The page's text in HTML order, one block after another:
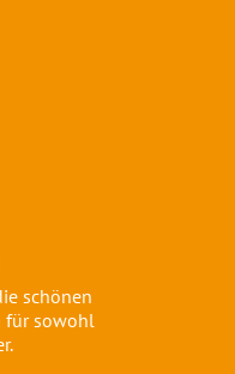
schönen
für sowohl